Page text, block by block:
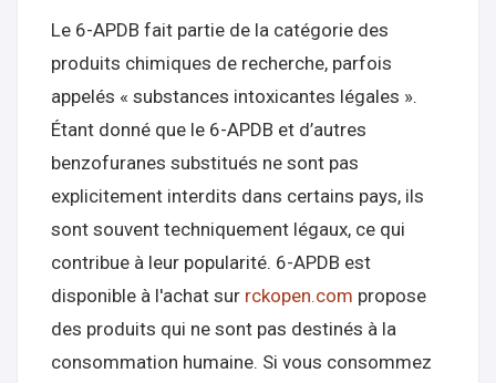
Le 6-APDB fait partie de la catégorie des
produits chimiques de recherche, parfois
appelés « substances intoxicantes légales ».
Étant donné que le 6-APDB et d’autres
benzofuranes substitués ne sont pas
explicitement interdits dans certains pays, ils
sont souvent techniquement légaux, ce qui
contribue à leur popularité. 6-APDB est
disponible à l'achat sur rckopen.com propose
des produits qui ne sont pas destinés à la
consommation humaine. Si vous consommez